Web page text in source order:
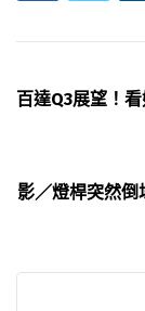
百達Q3展望！
影／燈桿突然